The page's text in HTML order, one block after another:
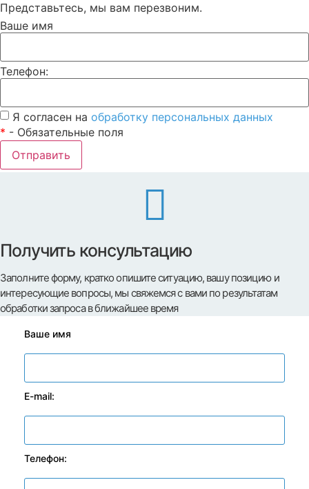
Представьтесь, мы вам перезвоним.
Ваше имя
Телефон:
Я согласен на обработку персональных данных
* - Обязательные поля
Отправить
Получить консультацию
Заполните форму, кратко опишите ситуацию, вашу позицию и
интересующие вопросы, мы свяжемся с вами по результатам
обработки запроса в ближайшее время
Ваше имя
E-mail:
Телефон: